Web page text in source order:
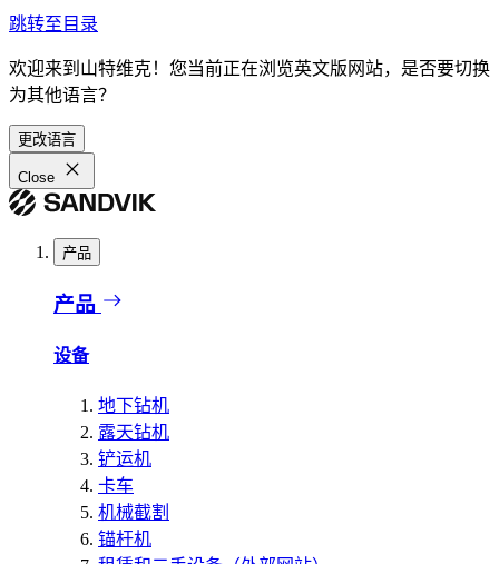
跳转至目录
欢迎来到山特维克！您当前正在浏览英文版网站，是否要切换
为其他语言？
更改语言
Close
产品
产品
设备
地下钻机
露天钻机
铲运机
卡车
机械截割
锚杆机